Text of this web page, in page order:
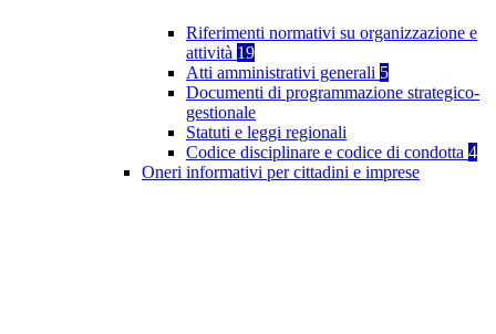
Riferimenti normativi su organizzazione e
attività 19
Atti amministrativi generali 5
Documenti di programmazione strategico-
gestionale
Statuti e leggi regionali
Codice disciplinare e codice di condotta 4
Oneri informativi per cittadini e imprese